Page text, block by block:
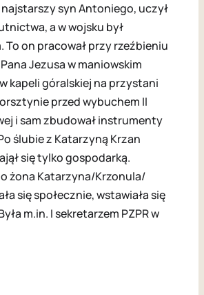
syn Antoniego, uczył
a w wojsku był
To on pracował przy rzeźbieniu
Jezusa w maniowskim
kapeli góralskiej na przystani
przed wybuchem II
i sam zbudował instrumenty
ślubie z Katarzyną Krzan
się tylko gospodarką.
żona Katarzyna/Krzonula/
się społecznie, wstawiała się
m.in. I sekretarzem PZPR w